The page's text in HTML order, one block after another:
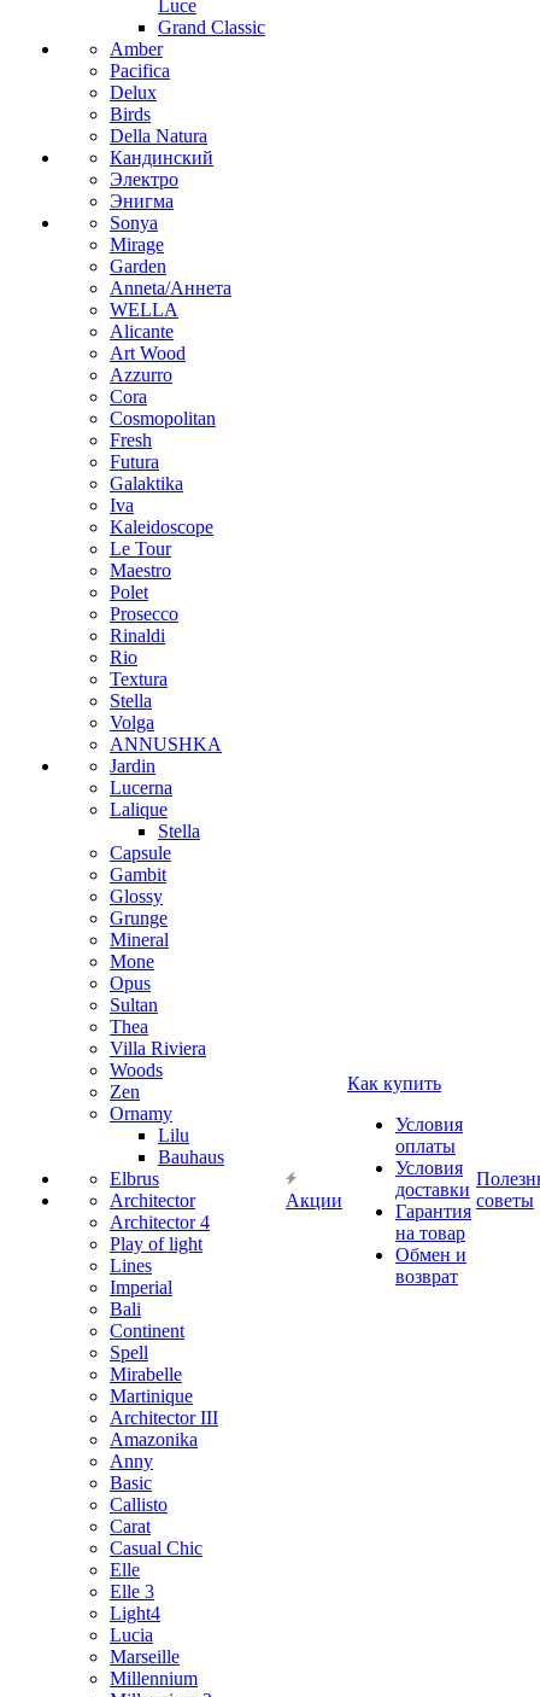
Luce
Grand Classic
Amber
Pacifica
Delux
Birds
Della Natura
Кандинский
Электро
Энигма
Sonya
Mirage
Garden
Anneta/Аннета
WELLA
Alicante
Art Wood
Azzurro
Cora
Cosmopolitan
Fresh
Futura
Galaktika
Iva
Kaleidoscope
Le Tour
Maestro
Polet
Prosecco
Rinaldi
Rio
Textura
Stella
Volga
ANNUSHKA
Jardin
Lucerna
Lalique
Stella
Capsule
Gambit
Glossy
Grunge
Mineral
Mone
Opus
Sultan
Thea
Villa Riviera
Woods
Zen
Ornamy
Lilu
Bauhaus
Elbrus
Architector
Architector 4
Play of light
Lines
Imperial
Bali
Continent
Spell
Mirabelle
Martinique
Architector III
Amazonika
Anny
Basic
Callisto
Carat
Casual Chic
Elle
Elle 3
Light4
Lucia
Marseille
Millennium
Акции
Как купить
Условия
оплаты
Условия
доставки
Гарантия
на товар
Обмен и
возврат
советы